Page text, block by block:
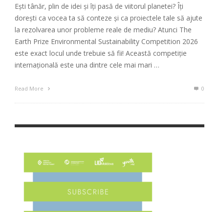
Ești tânăr, plin de idei și îți pasă de viitorul planetei? Îți
dorești ca vocea ta să conteze și ca proiectele tale să ajute
la rezolvarea unor probleme reale de mediu? Atunci The
Earth Prize Environmental Sustainability Competition 2026
este exact locul unde trebuie să fii! Această competiție
internațională este una dintre cele mai mari …
Read More 0